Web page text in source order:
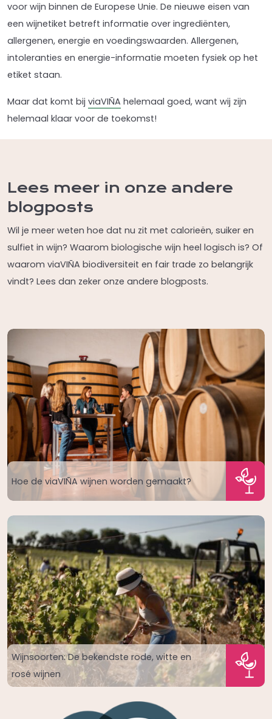
voor wijn binnen de Europese Unie. De nieuwe eisen van
een wijnetiket betreft informatie over ingrediënten,
allergenen, energie en voedingswaarden. Allergenen,
intoleranties en energie-informatie moeten fysiek op het
etiket staan.
Maar dat komt bij viaVIÑA helemaal goed, want wij zijn
helemaal klaar voor de toekomst!
Lees meer in onze andere
blogposts
Wil je meer weten hoe dat nu zit met calorieën, suiker en
sulfiet in wijn? Waarom biologische wijn heel logisch is? Of
waarom viaVIÑA biodiversiteit en fair trade zo belangrijk
vindt? Lees dan zeker onze andere blogposts.
Hoe de viaVIÑA wijnen worden gemaakt?
Wijnsoorten: De bekendste rode, witte en
rosé wijnen